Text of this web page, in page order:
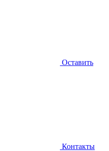
Оставить
Контакты